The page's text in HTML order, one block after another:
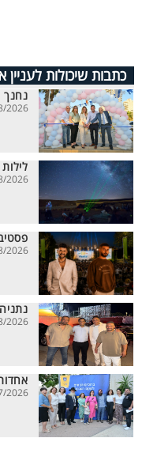
כתבות שיכולות לעניין
נחנך
7/8/2026
7/8/2026
7/8/2026
7/8/2026
29/7/2026